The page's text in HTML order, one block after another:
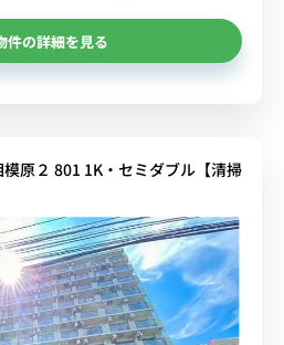
件の詳細を見る
原２ 801 1K・セミダブル【清掃